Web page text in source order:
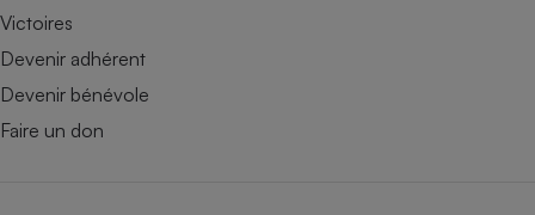
Victoires
Devenir adhérent
Devenir bénévole
Faire un don